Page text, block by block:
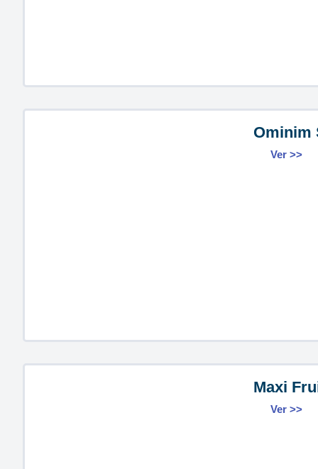
Ominim
Ver >>
Maxi
Ver >>